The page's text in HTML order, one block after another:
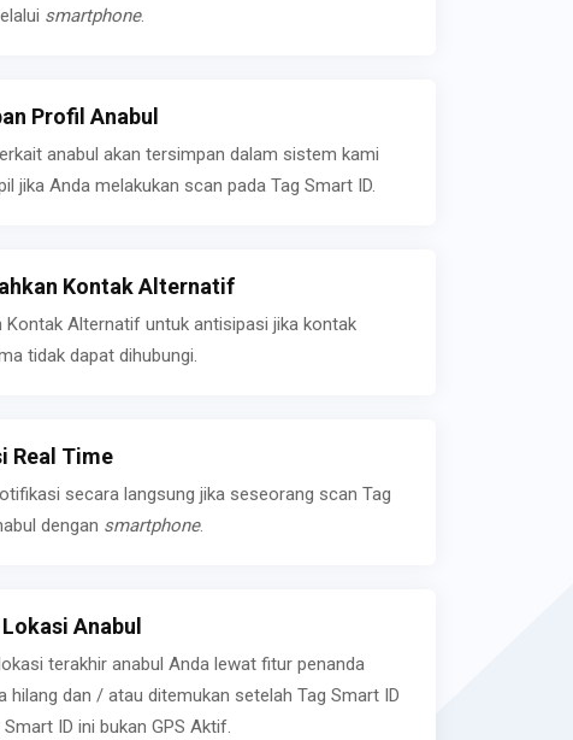
smartphone.
Profil Anabul
anabul akan tersimpan dalam sistem kami
jika Anda melakukan scan pada Tag Smart ID.
Kontak Alternatif
Kontak Alternatif untuk antisipasi jika kontak
tidak dapat dihubungi.
Real Time
secara langsung jika seseorang scan Tag
dengan smartphone.
Anabul
terakhir anabul Anda lewat fitur penanda
hilang dan / atau ditemukan setelah Tag Smart ID
ID ini bukan GPS Aktif.